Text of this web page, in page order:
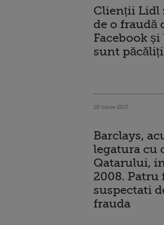
Clienții Lidl
de o fraudă
Facebook
sunt păcăliți
20 iunie 2017
Barclays,
legatura cu
Qatarului,
2008.
suspectati
frauda